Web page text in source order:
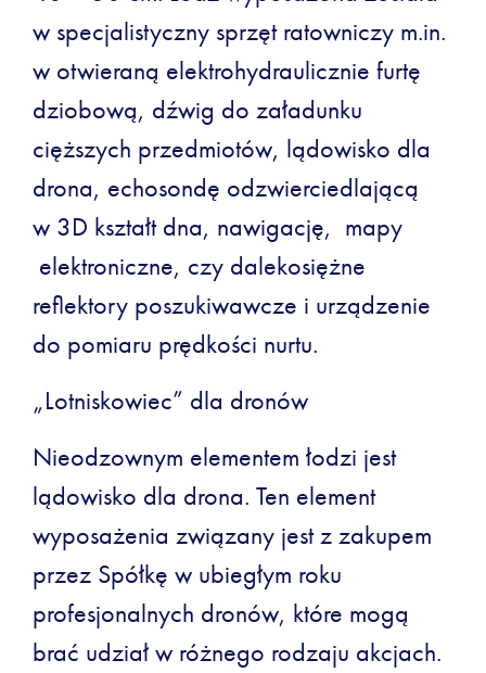
w specjalistyczny sprzęt ratowniczy m.in.
w otwieraną elektrohydraulicznie furtę
dziobową, dźwig do załadunku
cięższych przedmiotów, lądowisko dla
drona, echosondę odzwierciedlającą
w 3D kształt dna, nawigację, mapy
elektroniczne, czy dalekosiężne
reflektory poszukiwawcze i urządzenie
do pomiaru prędkości nurtu.
„Lotniskowiec” dla dronów
Nieodzownym elementem łodzi jest
lądowisko dla drona. Ten element
wyposażenia związany jest z zakupem
przez Spółkę w ubiegłym roku
profesjonalnych dronów, które mogą
brać udział w różnego rodzaju akcjach.